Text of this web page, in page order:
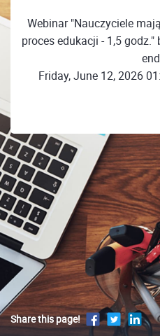
Webinar "Nauczyciele
proces edukacji - 1,5
Friday, June 12, 2026
Share this page!